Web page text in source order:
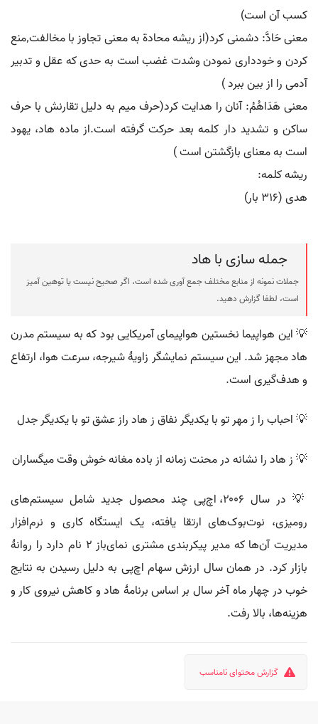
کسب آن است)
معنی حَادَّ: دشمنی کرد(از ریشه محادة به معنی تجاوز با مخالفت٬منع
کردن و خودداری نمودن وشدت غضب است به حدی که عقل و تدبیر
آدمی را از بین ببرد )
معنی هَدَاهُمُ: آنان را هدایت کرد(حرف میم به دلیل تقارنش با حرف
ساکن و تشدید دار کلمه بعد حرکت گرفته است.از ماده هاد، یهود
است به معنای بازگشتن است )
ریشه کلمه:
هدی (۳۱۶ بار)
جمله سازی با هاد
جملات نمونه از منابع مختلف جمع آوری شده است، اگر صحیح نیست یا توهین آمیز
است، لطفا گزارش دهید.
💡 این هواپیما نخستین هواپیمای آمریکایی بود که به سیستم مدرن
هاد مجهز شد. این سیستم نمایشگر زاویهٔ شیرجه، سرعت هوا، ارتفاع
و هدف‌گیری است.
💡 احباب را ز مهر تو با یکدیگر نفاق ز هاد راز عشق تو با یکدیگر جدل
💡 ز هاد را نشانه در محنت زمانه از باده مغانه خوش وقت میگساران
💡 در سال ۲۰۰۶، اچ‌پی چند محصول جدید شامل سیستم‌های
رومیزی، نوت‌بوک‌های ارتقا یافته، یک ایستگاه کاری و نرم‌افزار
مدیریت آن‌ها که مدیر پیکربندی مشتری نمای‌باز ۲ نام دارد را روانهٔ
بازار کرد. در همان سال ارزش سهام اچ‌پی به دلیل رسیدن به نتایج
خوب در چهار ماه آخر سال بر اساس برنامهٔ هاد و کاهش نیروی کار و
هزینه‌ها، بالا رفت.
گزارش محتوای نامناسب